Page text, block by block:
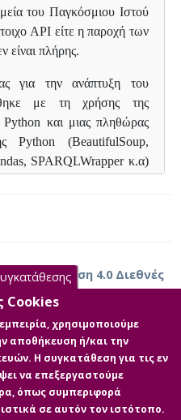
του Παγκόσμιου Ιστού
API είτε η παροχή των
πλήρης.
για την ανάπτυξη του
με τη χρήσης της
και μιας πληθώρας
Python (BeautifulSoup,
SPARQLWrapper κ.α)
με τον κατάλογο
και στατιστικά στοιχεία
δημιουργία της βάσης
των δεδομένων με
έγινε η χρήση του
Virtuoso Open Source
ελεύθερη έκδοση του
Χρήση 4.0 Διεθνές
Εργασία
Cookies
χρησιμοποιούμε
αποθήκευση ή/και την
Η συγκατάθεση για τις εν
να επεξεργαστούμε
όπως συμπεριφορά
σε αυτόν τον ιστότοπο.